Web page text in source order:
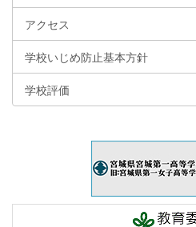
アクセス
学校いじめ防止基本方針
学校評価